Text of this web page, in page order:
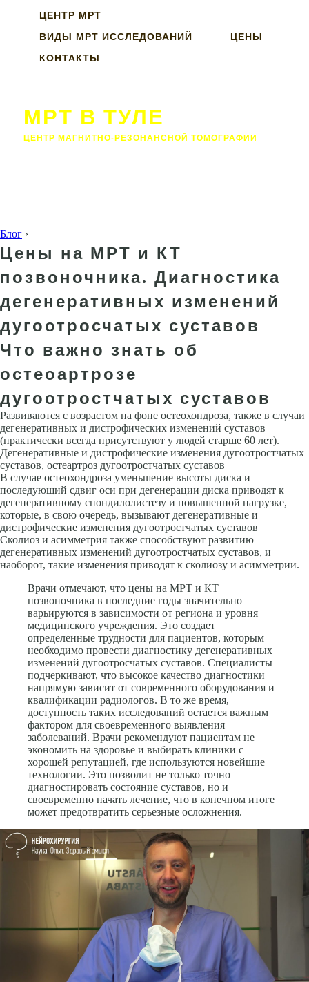
ЦЕНТР МРТ
ВИДЫ МРТ ИССЛЕДОВАНИЙ
ЦЕНЫ
КОНТАКТЫ
МРТ В ТУЛЕ
ЦЕНТР МАГНИТНО-РЕЗОНАНСНОЙ ТОМОГРАФИИ
Блог ›
Цены на МРТ и КТ
позвоночника. Диагностика
дегенеративных изменений
дугоотросчатых суставов
Что важно знать об
остеоартрозе
дугоотростчатых суставов
Развиваются с возрастом на фоне остеохондроза, также в случаи
дегенеративных и дистрофических изменений суставов
(практически всегда присутствуют у людей старше 60 лет).
Дегенеративные и дистрофические изменения дугоотростчатых
суставов, остеартроз дугоотростчатых суставов
В случае остеохондроза уменьшение высоты диска и
последующий сдвиг оси при дегенерации диска приводят к
дегенеративному спондилолистезу и повышенной нагрузке,
которые, в свою очередь, вызывают дегенеративные и
дистрофические изменения дугоотростчатых суставов
Сколиоз и асимметрия также способствуют развитию
дегенеративных изменений дугоотростчатых суставов, и
наоборот, такие изменения приводят к сколиозу и асимметрии.
Врачи отмечают, что цены на МРТ и КТ
позвоночника в последние годы значительно
варьируются в зависимости от региона и уровня
медицинского учреждения. Это создает
определенные трудности для пациентов, которым
необходимо провести диагностику дегенеративных
изменений дугоотросчатых суставов. Специалисты
подчеркивают, что высокое качество диагностики
напрямую зависит от современного оборудования и
квалификации радиологов. В то же время,
доступность таких исследований остается важным
фактором для своевременного выявления
заболеваний. Врачи рекомендуют пациентам не
экономить на здоровье и выбирать клиники с
хорошей репутацией, где используются новейшие
технологии. Это позволит не только точно
диагностировать состояние суставов, но и
своевременно начать лечение, что в конечном итоге
может предотвратить серьезные осложнения.